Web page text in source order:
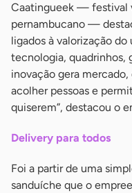
Caatingueek — festival
pernambucano —
ligados à valorização
tecnologia, quadrinhos,
inovação gera
acolher pessoas e
quiserem”, destacou o
Delivery para todos
Foi a partir de uma
sanduíche que o